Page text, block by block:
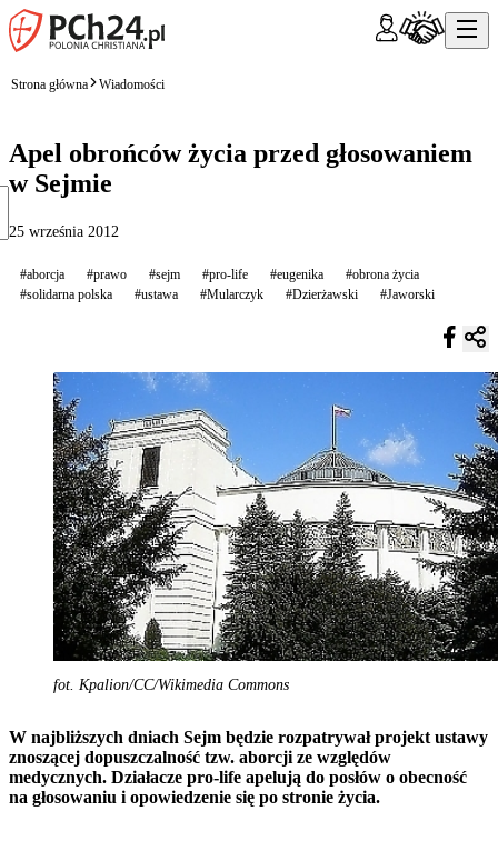
Strona główna Wiadomości
Apel obrońców życia przed głosowaniem
w Sejmie
25 września 2012
#aborcja #prawo #sejm #pro-life #eugenika
#obrona życia
#solidarna polska
#ustawa #Mularczyk #Dzierżawski #Jaworski
fot. Kpalion/CC/Wikimedia Commons
W najbliższych dniach Sejm będzie rozpatrywał projekt ustawy
znoszącej dopuszczalność tzw. aborcji ze względów
medycznych. Działacze pro-life apelują do posłów o obecność
na głosowaniu i opowiedzenie się po stronie życia.